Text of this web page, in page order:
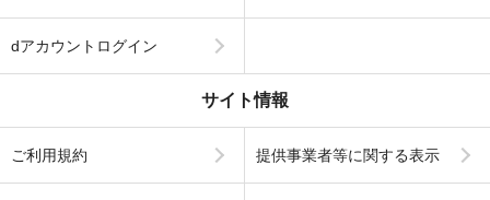
dアカウントログイン
サイト情報
ご利用規約 提供事業者等に関する表示